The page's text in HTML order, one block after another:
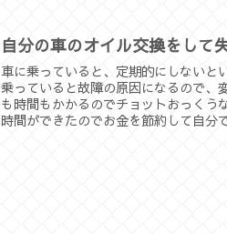
自分の車のオイル交換をして
車に乗っていると、定期的にしないと
乗っていると故障の原因になるので、
も時間もかかるのでチョットおっくう
時間ができたのでお金を節約して自分